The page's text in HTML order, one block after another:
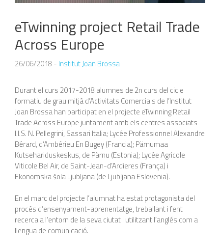
eTwinning project Retail Trade
Across Europe
26/06/2018 - Institut Joan Brossa
Durant el curs 2017-2018 alumnes de 2n curs del cicle
formatiu de grau mitjà d’Activitats Comercials de l’Institut
Joan Brossa han participat en el projecte eTwinning Retail
Trade Across Europe juntament amb els centres associats
I.I.S. N. Pellegrini, Sassari Italia; Lycée Professionnel Alexandre
Bérard, d’Ambérieu En Bugey (Francia); Pärnumaa
Kutsehariduskeskus, de Pärnu (Estonia); Lycée Agricole
Viticole Bel Air, de Saint-Jean-d’Ardieres (França) i
Ekonomska šola Ljubljana (de Ljubljana Eslovenia).
En el marc del projecte l’alumnat ha estat protagonista del
procés d’ensenyament-aprenentatge, treballant i fent
recerca a l’entorn de la seva ciutat i utilitzant l’anglés com a
llengua de comunicació.